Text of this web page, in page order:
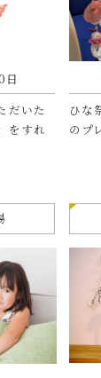
日
だいた
をすれ
ひな
のプ